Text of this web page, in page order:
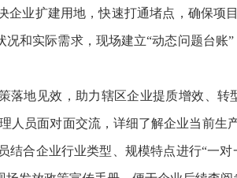
业扩建用地，快速打通堵点，确保项
和实际需求，现场建立“动态问题台账
落地见效，助力辖区企业提质增效、
人员面对面交流，详细了解企业当前
合企业行业类型、规模特点进行“一